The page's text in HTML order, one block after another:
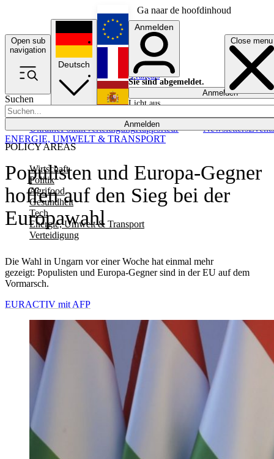
Ga naar de hoofdinhoud
Open sub
navigation
Close menu
Suchen
Anmelden
POLICY AREAS
Wirtschaft
Politik
Agrifood
Gesundheit
Tech
Energie, Umwelt & Transport
Verteidigung
UkrainePolitikVerteidigungRapporteur NewslettersEvents
Deutsch
English
Français
Anmelden
Sie sind abgemeldet.
Anmelden
Licht aus
Populisten und Europa-Gegner
hoffen auf den Sieg bei der
Europawahl
Die Wahl in Ungarn vor einer Woche hat einmal mehr
gezeigt: Populisten und Europa-Gegner sind in der EU auf dem
Vormarsch.
ENERGIE, UMWELT & TRANSPORT
EURACTIV mit AFP